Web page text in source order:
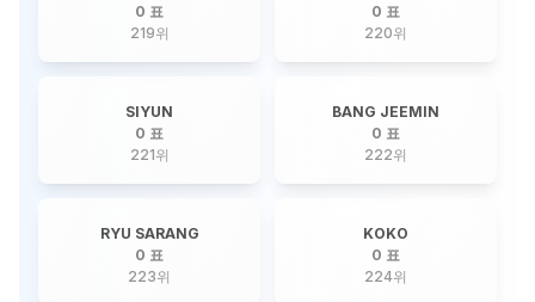
0 표
219위
0 표
220위
SIYUN
0 표
221위
BANG JEEMIN
0 표
222위
RYU SARANG
0 표
223위
KOKO
0 표
224위